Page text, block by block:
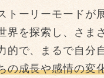
トーリーモードが
界を探索し、さま
的で、まるで自分
の成長や感情の変